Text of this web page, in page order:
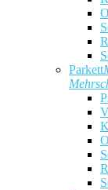
Parkett